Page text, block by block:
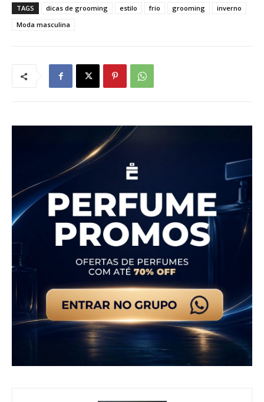
TAGS dicas de grooming estilo frio grooming
inverno
Moda masculina